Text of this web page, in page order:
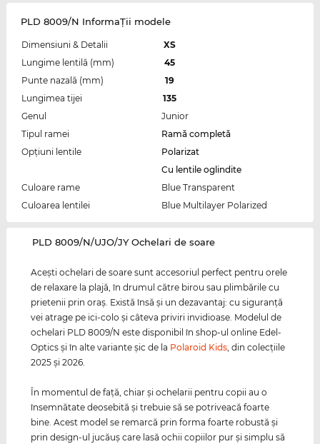
PLD 8009/N InformaŢii modele
Dimensiuni & Detalii
XS
Lungime lentilă (mm)
45
Punte nazală (mm)
19
Lungimea tijei
135
Genul
Junior
Tipul ramei
Ramă completă
Opțiuni lentile
Polarizat
Cu lentile oglindite
Culoare rame
Blue Transparent
Culoarea lentilei
Blue Multilayer Polarized
‌PLD 8009/N/UJO/JY Ochelari de soare
Aceşti ochelari de soare sunt accesoriul perfect pentru orele
de relaxare la plajă, în drumul către birou sau plimbările cu
prietenii prin oraş. Există însă şi un dezavantaj: cu siguranţă
vei atrage pe ici-colo şi câteva priviri invidioase. Modelul de
ochelari PLD 8009/N este disponibil în shop-ul online Edel-
Optics şi în alte variante şic de la Polaroid Kids, din colecţiile
2025 şi 2026.
În momentul de faţă, chiar şi ochelarii pentru copii au o
însemnătate deosebită şi trebuie să se potriveacă foarte
bine. Acest model se remarcă prin forma foarte robustă şi
prin design-ul jucăuş care lasă ochii copiilor pur şi simplu să